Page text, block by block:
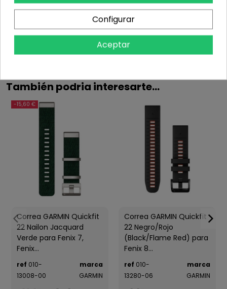
Información
Detalles del producto
También podria interesarte...
-15,60 €
Correa GARMIN Quickfit
22 Nailon Jacquard
Verde para Fenix 7,
Fenix...
ref 010-
13008-00
marca
GARMIN
Correa GARMIN Quickfit
22 Negro/Rojo
(Black/Flame Red) para
Fenix 8...
ref 010-
13280-06
marca
GARMIN
Configurar
Aceptar